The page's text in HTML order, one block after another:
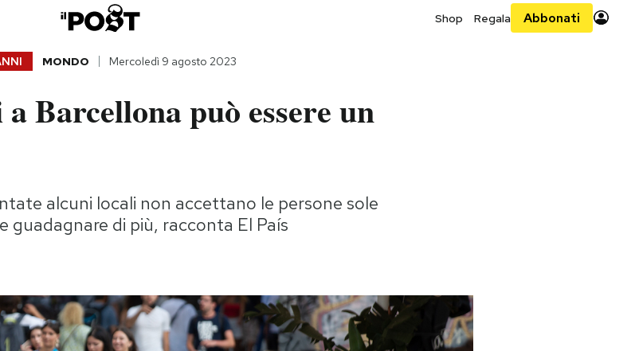
Shop Regala Abbonati
MONDO Mercoledì 9 agosto 2023
Barcellona può essere un
alcuni locali non accettano le persone sole
guadagnare di più, racconta El País